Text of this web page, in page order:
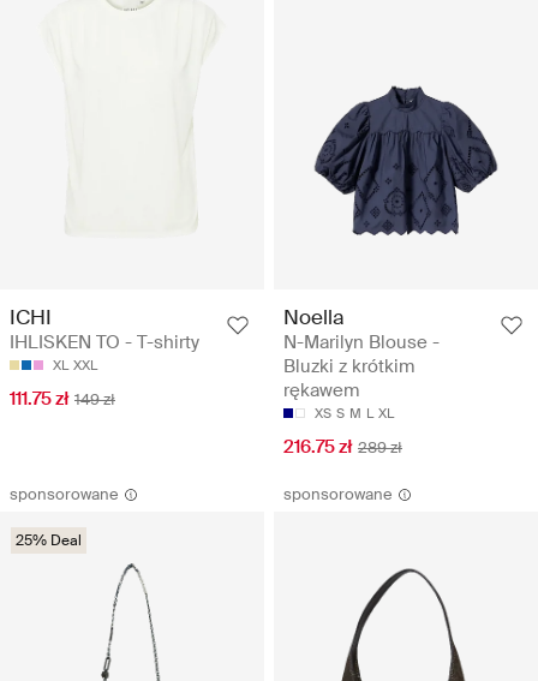
ICHI
IHLISKEN TO - T-shirty
XL XXL
111.75 zł 149 zł
Noella
N-Marilyn Blouse -
Bluzki z krótkim
rękawem
XS S M L XL
216.75 zł 289 zł
sponsorowane
25% Deal
sponsorowane